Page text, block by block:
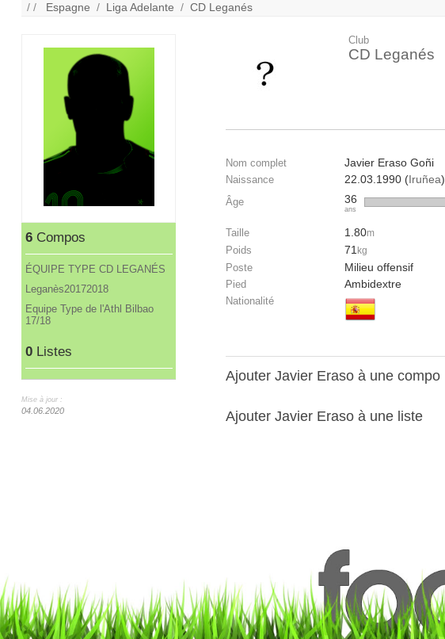
/ / Espagne / Liga Adelante /CD Leganés
6Compos
ÉQUIPE TYPE CD LEGANÉS
Leganès20172018
Equipe Type de l'Athl Bilbao
17/18
0Listes
Mise à jour :
04.06.2020
Club
CD Leganés
Nom complet Javier Eraso Goñi
Naissance 22.03.1990 (Iruñea)
Âge 36
ans
Taille 1.80m
Poids 71 kg
Poste Milieu offensif
Pied Ambidextre
Nationalité
Ajouter Javier Eraso à une compo
Ajouter Javier Eraso à une liste